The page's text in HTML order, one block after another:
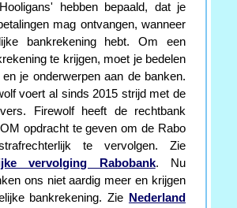
hebben bepaald, dat je
mag ontvangen, wanneer
bankrekening hebt. Om een
te krijgen, moet je bedelen
je onderwerpen aan de banken.
voert al sinds 2015 strijd met de
Firewolf heeft de rechtbank
opdracht te geven om de Rabo
te vervolgen. Zie
vervolging Rabobank. Nu
ons niet aardig meer en krijgen
bankrekening. Zie Nederland